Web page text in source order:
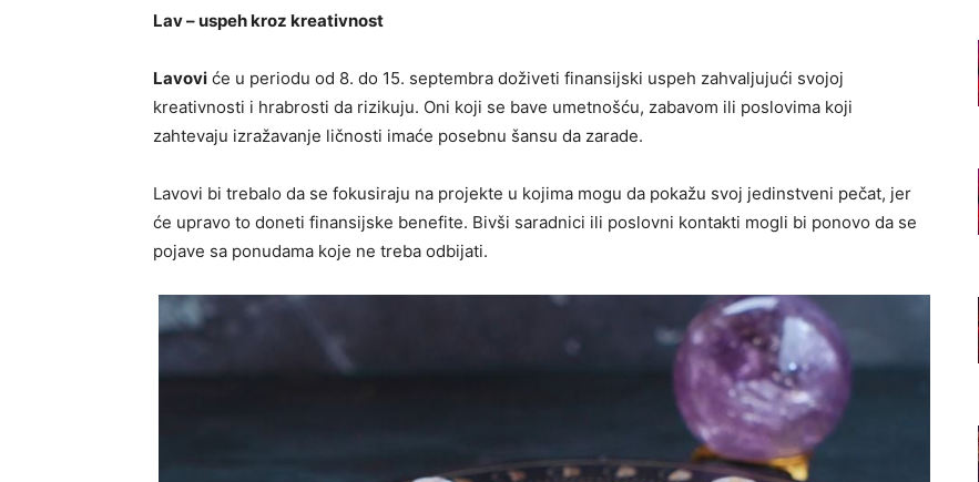
Lav – uspeh kroz kreativnost
Lavovi će u periodu od 8. do 15. septembra doživeti finansijski uspeh zahvaljujući svojoj
kreativnosti i hrabrosti da rizikuju. Oni koji se bave umetnošću, zabavom ili poslovima koji
zahtevaju izražavanje ličnosti imaće posebnu šansu da zarade.
Lavovi bi trebalo da se fokusiraju na projekte u kojima mogu da pokažu svoj jedinstveni pečat, jer
će upravo to doneti finansijske benefite. Bivši saradnici ili poslovni kontakti mogli bi ponovo da se
pojave sa ponudama koje ne treba odbijati.